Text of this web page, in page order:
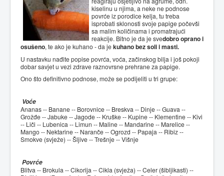
kiselinu u njima, a neke ne podnose
povrće iz porodice kelja, tu treba
isprobati sklonosti svoje papige počevši
sa malim količinama i promatrajući
reakcije. Bitno je da je svedobro oprano i
osušeno, te ako je kuhano - da jekuhano bez soli i masti.
U nastavku nađite popise povrća, voća, začinskog bilja i još pokoji
dobar savjet u vezi zdrave raznovrsne prehrane za papige.
Ono što definitivno podnose, može se podijeliti u tri grupe:
Voće
Ananas -- Banane -- Borovnice -- Breskva -- Dinje -- Guava --
Grožđe -- Jabuke -- Jagode -- Kruške -- Kupine -- Klementine -- Kivi
-- Liči -- Lubenica -- Limun -- Maline -- Mandarine -- Marelice --
Mango -- Nektarine -- Naranče -- Ogrozd -- Papaja -- Ribiz --
Smokve (svježe) -- Šljive -- Trešnje -- Višnje
Povrće
Blitva -- Brokula -- Cikorija -- Cikla (svježa) -- Celer (šibljikasti) --